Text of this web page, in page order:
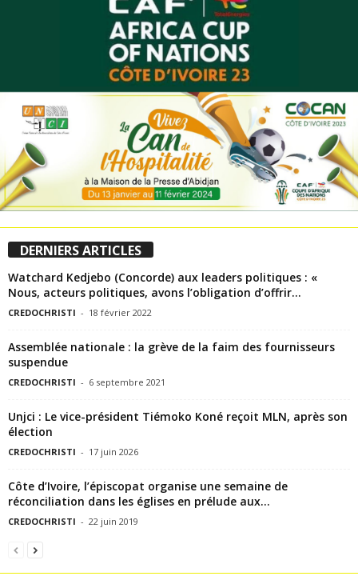
DERNIERS ARTICLES
Watchard Kedjebo (Concorde) aux leaders politiques : «
Nous, acteurs politiques, avons l’obligation d’offrir...
CREDOCHRISTI - 18 février 2022
Assemblée nationale : la grève de la faim des fournisseurs
suspendue
CREDOCHRISTI - 6 septembre 2021
Unjci : Le vice-président Tiémoko Koné reçoit MLN, après son
élection
CREDOCHRISTI - 17 juin 2026
Côte d’Ivoire, l’épiscopat organise une semaine de
réconciliation dans les églises en prélude aux...
CREDOCHRISTI - 22 juin 2019